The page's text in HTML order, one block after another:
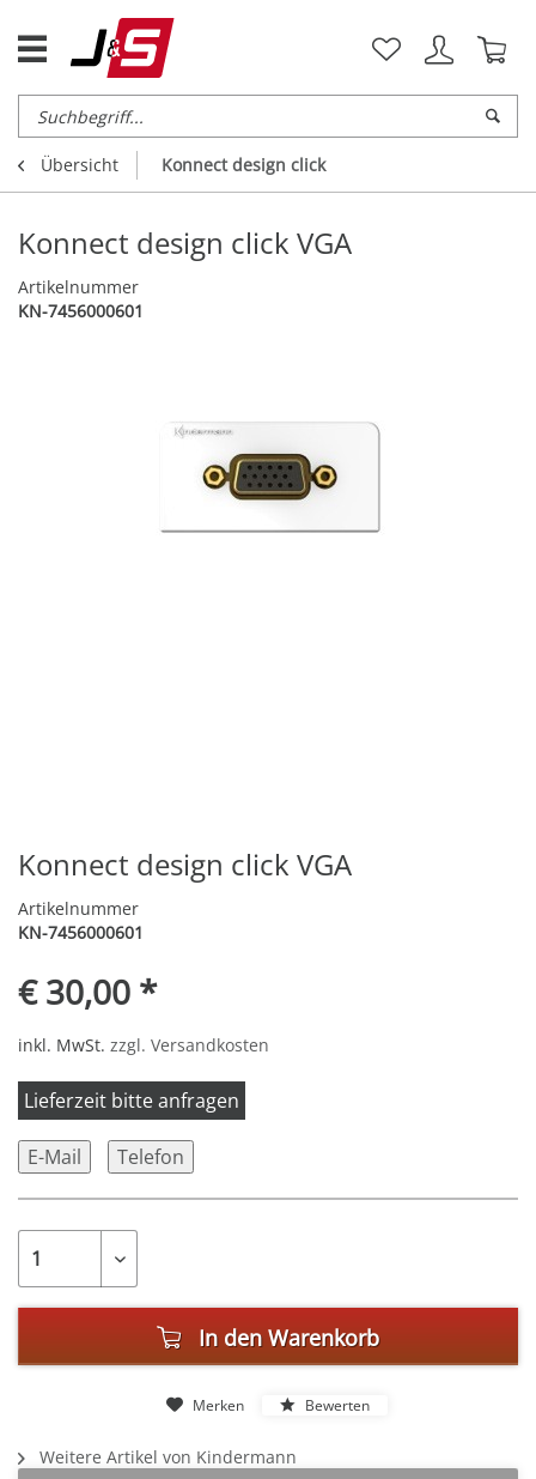
Übersicht Konnect design click
Konnect design click VGA
Artikelnummer
KN-7456000601
Konnect design click VGA
Artikelnummer
KN-7456000601
€ 30,00 *
inkl. MwSt. zzgl. Versandkosten
Lieferzeit bitte anfragen
E-Mail Telefon
In den Warenkorb
Merken Bewerten
Weitere Artikel von Kindermann